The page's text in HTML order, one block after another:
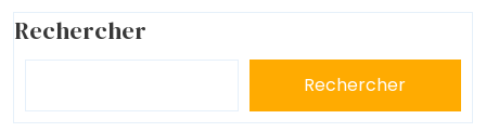
Rechercher
Rechercher